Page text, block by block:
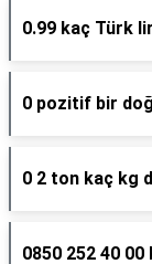
0.99 kaç Türk
0 pozitif bir
0 2 ton kaç kg
0850 252 40 00